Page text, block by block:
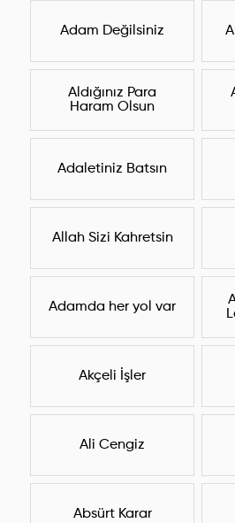
Adam Değilsiniz
Aldığınız Para
Haram Olsun
Adaletiniz Batsın
Allah Sizi Kahretsin
Adamda her yol var
Akçeli İşler
Ali Cengiz
Absürt Karar